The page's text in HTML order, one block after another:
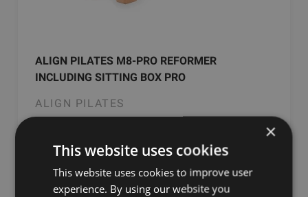
ALIGN PILATES M8-PRO REFORMER
INCLUDING SITTING BOX PRO
ALIGN PILATES
Заказать
×
This website uses cookies
This website uses cookies to improve user
experience. By using our website you